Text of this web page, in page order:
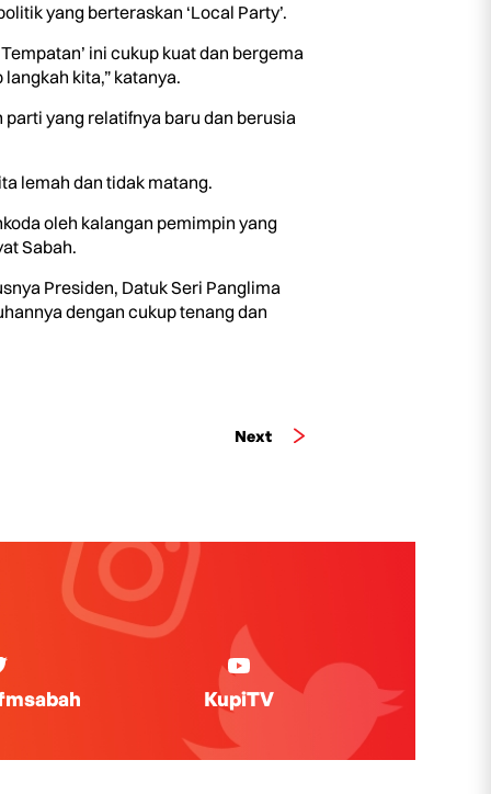
yang berteraskan ‘Local Party’.
ini cukup kuat dan bergema
kita,” katanya.
yang relatifnya baru dan berusia
lemah dan tidak matang.
oleh kalangan pemimpin yang
Sabah.
Presiden, Datuk Seri Panglima
dengan cukup tenang dan
Next
KupiTV